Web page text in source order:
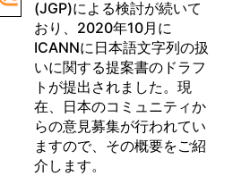
(JGP)による検討が続いて
おり、2020年10月に
ICANNに日本語文字列の扱
いに関する提案書のドラフ
トが提出されました。現
在、日本のコミュニティか
らの意見募集が行われてい
ますので、その概要をご紹
介します。